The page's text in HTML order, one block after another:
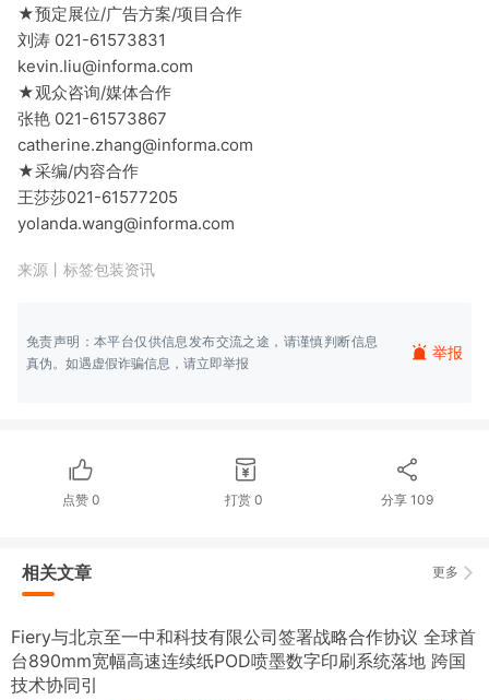
★预定展位/广告方案/项目合作
刘涛 021-61573831
kevin.liu@informa.com
★观众咨询/媒体合作
张艳 021-61573867
catherine.zhang@informa.com
★采编/内容合作
王莎莎021-61577205
yolanda.wang@informa.com
来源丨 标签包装资讯
免责声明：本平台仅供信息发布交流之途，请谨慎判断信息
真伪。如遇虚假诈骗信息，请立即举报
举报
点赞0 打赏0 分享109
更多
相关文章
Fiery与北京至一中和科技有限公司签署战略合作协议 全球首
台890mm宽幅高速连续纸POD喷墨数字印刷系统落地 跨国
技术协同引